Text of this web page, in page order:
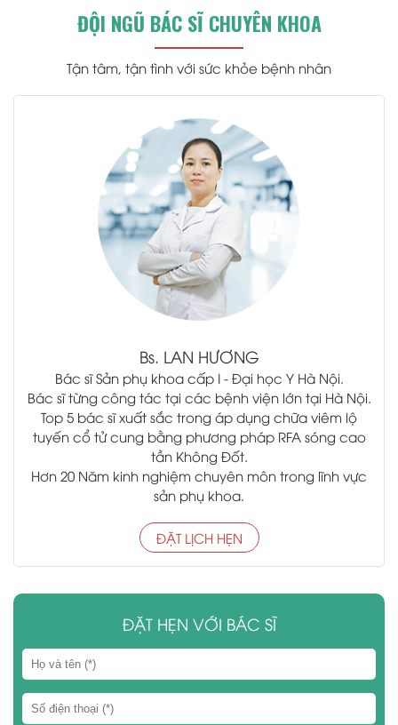
ĐỘI NGŨ BÁC SĨ CHUYÊN KHOA
Tận tâm, tận tình với sức khỏe bệnh nhân
Bs. LAN HƯƠNG
Bác sĩ Sản phụ khoa cấp I - Đại học Y Hà Nội.
Bác sĩ từng công tác tại các bệnh viện lớn tại Hà Nội.
Top 5 bác sĩ xuất sắc trong áp dụng chữa viêm lộ
tuyến cổ tử cung bằng phương pháp RFA sóng cao
tần Không Đốt.
Hơn 20 Năm kinh nghiệm chuyên môn trong lĩnh vực
sản phụ khoa.
ĐẶT LỊCH HẸN
ĐẶT HẸN VỚI BÁC SĨ